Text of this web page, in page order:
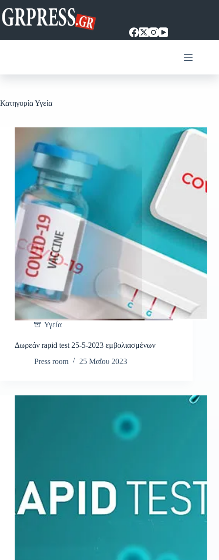
στο
περιεχόμενο
ΚατηγορίαΥγεία
Υγεία
Δωρεάν rapid test 25-5-2023 εμβολιασμένων
Press room
25 Μαΐου 2023